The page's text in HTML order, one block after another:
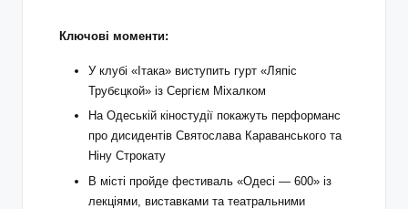
Ключові моменти:
У клубі «Ітака» виступить гурт «Ляпіс
Трубєцкой» із Сергієм Міхалком
На Одеській кіностудії покажуть перформанс
про дисидентів Святослава Караванського та
Ніну Строкату
В місті пройде фестиваль «Одесі — 600» із
лекціями, виставками та театральними